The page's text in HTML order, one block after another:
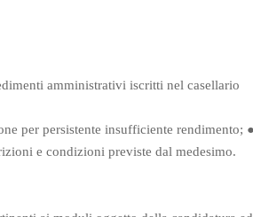
amministrativi iscritti nel casellario
per persistente insufficiente rendimento; ●
e condizioni previste dal medesimo.